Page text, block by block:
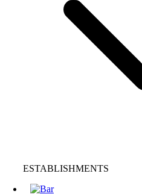
ESTABLISHMENTS